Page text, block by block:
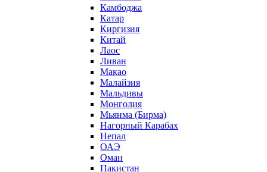
Камбоджа
Катар
Киргизия
Китай
Лаос
Ливан
Макао
Малайзия
Мальдивы
Монголия
Мьянма (Бирма)
Нагорный Карабах
Непал
ОАЭ
Оман
Пакистан